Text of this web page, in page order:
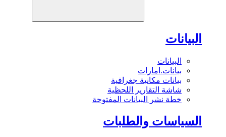
البيانات
البيانات
بيانات.امارات
بيانات مكانية جغرافية
شاشة التقارير اللحظية
خطة نشر البيانات المفتوحة
السياسات والطلبات